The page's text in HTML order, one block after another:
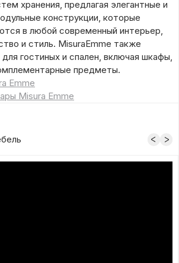
хранения, предлагая элегантные и
конструкции, которые
в любой современный интерьер,
и стиль. MisuraEmme также
гостиных и спален, включая шкафы,
предметы.
Emme
Misura Emme